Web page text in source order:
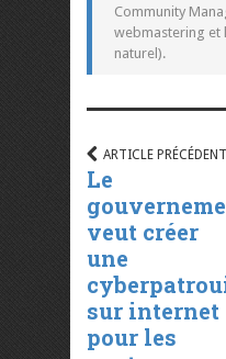
Community
webmastering et
naturel).
ARTICLE PRÉCÉDENT
Le
veut créer
une
sur internet
pour les